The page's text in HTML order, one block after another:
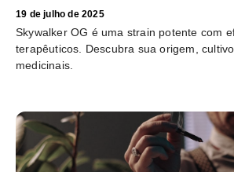
19 de julho de 2025
Skywalker OG é uma strain potente com
terapêuticos. Descubra sua origem,
medicinais.